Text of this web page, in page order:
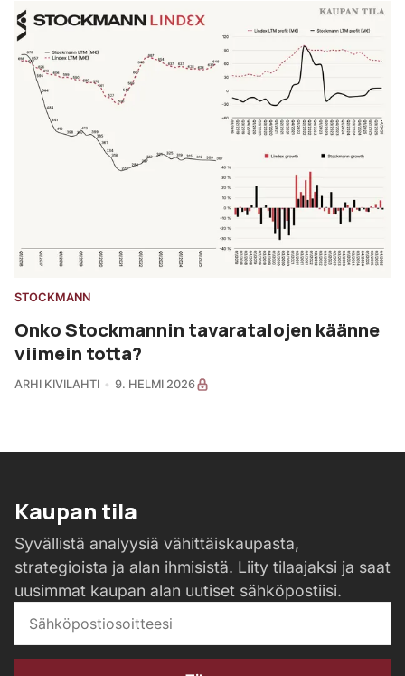
STOCKMANN
Onko Stockmannin tavaratalojen käänne
viimein totta?
ARHI KIVILAHTI 9. HELMI 2026
Kaupan tila
Syvällistä analyysiä vähittäiskaupasta,
strategioista ja alan ihmisistä. Liity tilaajaksi ja saat
uusimmat kaupan alan uutiset sähköpostiisi.